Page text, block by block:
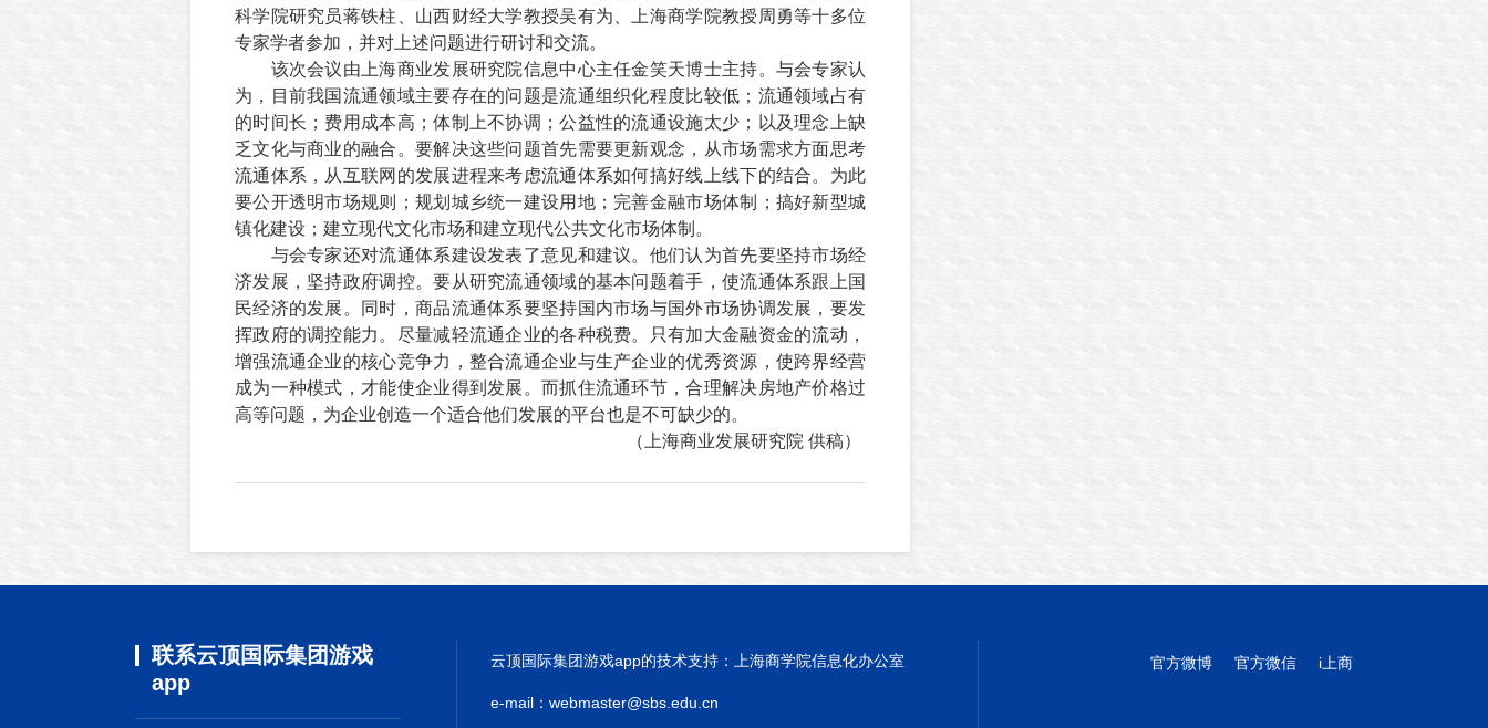
科学院研究员蒋铁柱、山西财经大学教授吴有为、上海商学院教授周勇等十多位
专家学者参加，并对上述问题进行研讨和交流。
该次会议由上海商业发展研究院信息中心主任金笑天博士主持。与会专家认
为，目前我国流通领域主要存在的问题是流通组织化程度比较低；流通领域占有
的时间长；费用成本高；体制上不协调；公益性的流通设施太少；以及理念上缺
乏文化与商业的融合。要解决这些问题首先需要更新观念，从市场需求方面思考
流通体系，从互联网的发展进程来考虑流通体系如何搞好线上线下的结合。为此
要公开透明市场规则；规划城乡统一建设用地；完善金融市场体制；搞好新型城
镇化建设；建立现代文化市场和建立现代公共文化市场体制。
与会专家还对流通体系建设发表了意见和建议。他们认为首先要坚持市场经
济发展，坚持政府调控。要从研究流通领域的基本问题着手，使流通体系跟上国
民经济的发展。同时，商品流通体系要坚持国内市场与国外市场协调发展，要发
挥政府的调控能力。尽量减轻流通企业的各种税费。只有加大金融资金的流动，
增强流通企业的核心竞争力，整合流通企业与生产企业的优秀资源，使跨界经营
成为一种模式，才能使企业得到发展。而抓住流通环节，合理解决房地产价格过
高等问题，为企业创造一个适合他们发展的平台也是不可缺少的。
（上海商业发展研究院 供稿）
联系云顶国际集团游戏
app
云顶国际集团游戏app的技术支持：上海商学院信息化办公室
e-mail： webmaster@sbs.edu.cn
i上商
官方微信
官方微博